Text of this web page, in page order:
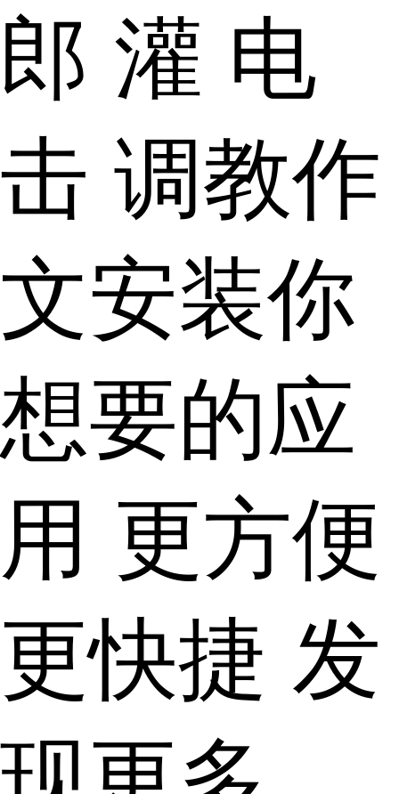
郎 灌 电
击 调教作
文安装你
想要的应
用 更方便
更快捷 发